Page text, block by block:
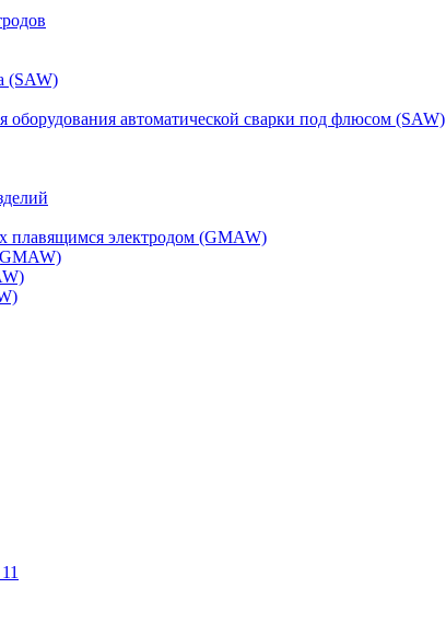
(SAW)
автоматической сварки под флюсом (SAW)
плавящимся электродом (GMAW)